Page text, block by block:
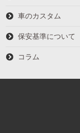
車のカスタム
保安基準について
コラム